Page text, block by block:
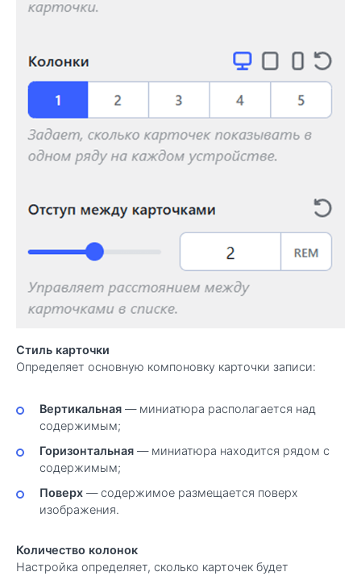
Стиль карточки
Определяет основную компоновку карточки записи:
Вертикальная— миниатюра располагается над
содержимым;
Горизонтальная— миниатюра находится рядом с
содержимым;
Поверх— содержимое размещается поверх
изображения.
Количество колонок
Настройка определяет, сколько карточек будет